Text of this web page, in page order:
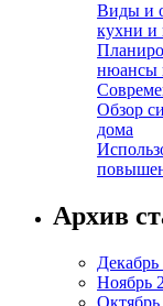
Виды и
кухни и
нюансы
Обзор
дома
Архив
Декабрь
Ноябрь
Октябрь